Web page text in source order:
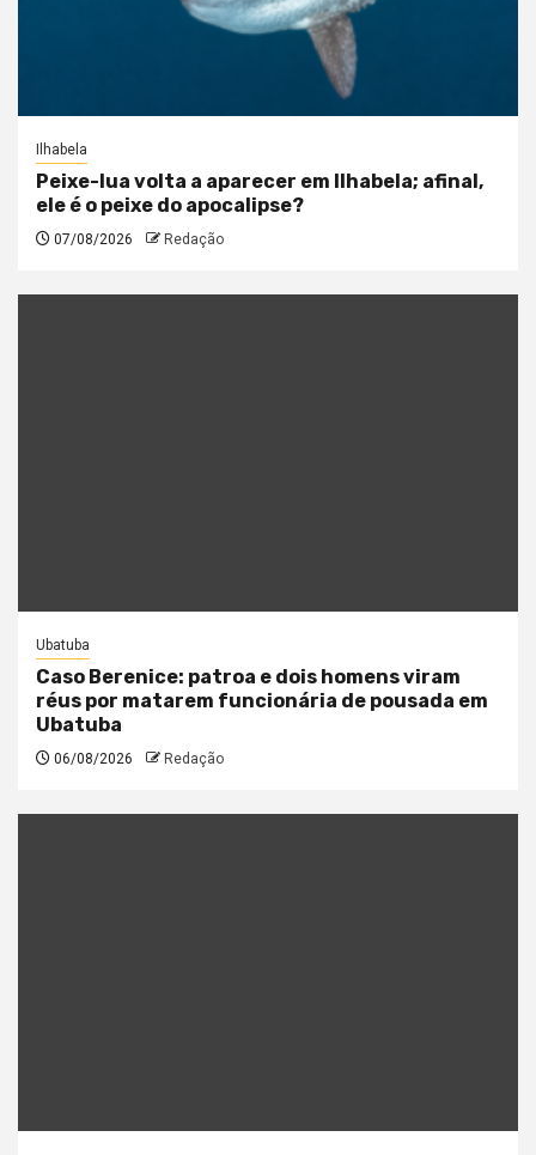
Ilhabela
Peixe-lua volta a aparecer em Ilhabela; afinal,
ele é o peixe do apocalipse?
07/08/2026 Redação
Ubatuba
Caso Berenice: patroa e dois homens viram
réus por matarem funcionária de pousada em
Ubatuba
06/08/2026 Redação